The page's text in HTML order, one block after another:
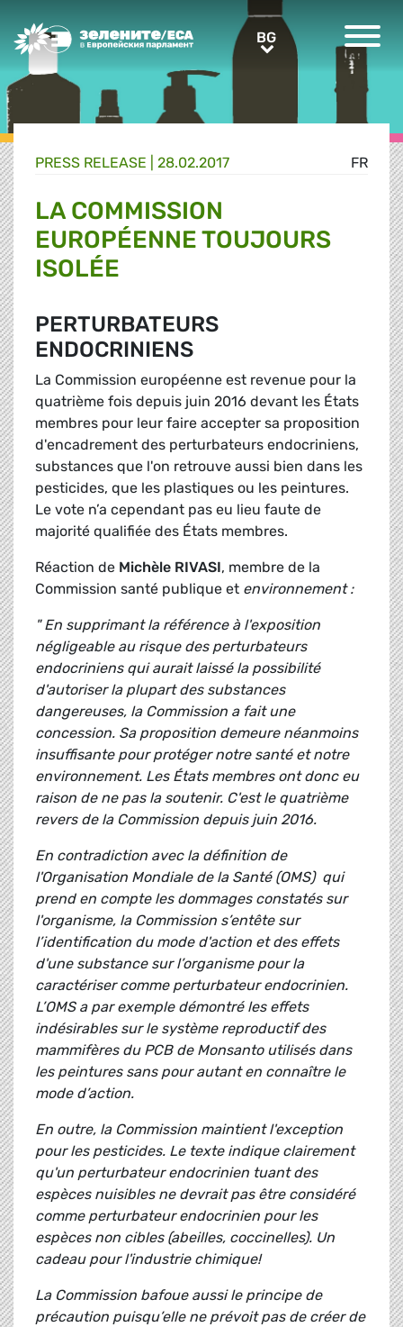
Greens/EFA Home BGBG
FR
PRESS RELEASE | 28.02.2017
LA COMMISSION
EUROPÉENNE TOUJOURS
ISOLÉE
PERTURBATEURS
ENDOCRINIENS
La Commission européenne est revenue pour la
quatrième fois depuis juin 2016 devant les États
membres pour leur faire accepter sa proposition
d'encadrement des perturbateurs endocriniens,
substances que l'on retrouve aussi bien dans les
pesticides, que les plastiques ou les peintures.
Le vote n’a cependant pas eu lieu faute de
majorité qualifiée des États membres.
Réaction de Michèle RIVASI, membre de la
Commission santé publique et environnement :
" En supprimant la référence à l'exposition
négligeable au risque des perturbateurs
endocriniens qui aurait laissé la possibilité
d'autoriser la plupart des substances
dangereuses, la Commission a fait une
concession. Sa proposition demeure néanmoins
insuffisante pour protéger notre santé et notre
environnement. Les États membres ont donc eu
raison de ne pas la soutenir. C'est le quatrième
revers de la Commission depuis juin 2016.
En contradiction avec la définition de
l'Organisation Mondiale de la Santé (OMS) qui
prend en compte les dommages constatés sur
l'organisme, la Commission s’entête sur
l’identification du mode d'action et des effets
d'une substance sur l’organisme pour la
caractériser comme perturbateur endocrinien.
L’OMS a par exemple démontré les effets
indésirables sur le système reproductif des
mammifères du PCB de Monsanto utilisés dans
les peintures sans pour autant en connaître le
mode d’action.
En outre, la Commission maintient l'exception
pour les pesticides. Le texte indique clairement
qu'un perturbateur endocrinien tuant des
espèces nuisibles ne devrait pas être considéré
comme perturbateur endocrinien pour les
espèces non cibles (abeilles, coccinelles). Un
cadeau pour l'industrie chimique!
La Commission bafoue aussi le principe de
précaution puisqu’elle ne prévoit pas de créer de